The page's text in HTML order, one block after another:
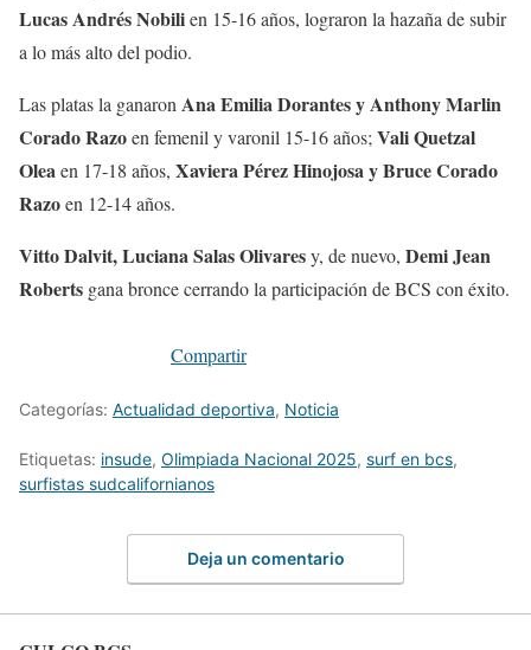
Lucas Andrés Nobilien 15-16 años, lograron la hazaña de subir
a lo más alto del podio.
Las platas la ganaron Ana Emilia Dorantes y Anthony Marlin
Corado Razoen femenil y varonil 15-16 años; Vali Quetzal
Oleaen 17-18 años, Xaviera Pérez Hinojosa y Bruce Corado
Razoen 12-14 años.
Vitto Dalvit, Luciana Salas Olivaresy, de nuevo, Demi Jean
Roberts gana bronce cerrando la participación de BCS con éxito.
Compartir
Categorías: Actualidad deportiva, Noticia
Etiquetas: insude, Olimpiada Nacional 2025, surf en bcs,
surfistas sudcalifornianos
Deja un comentario